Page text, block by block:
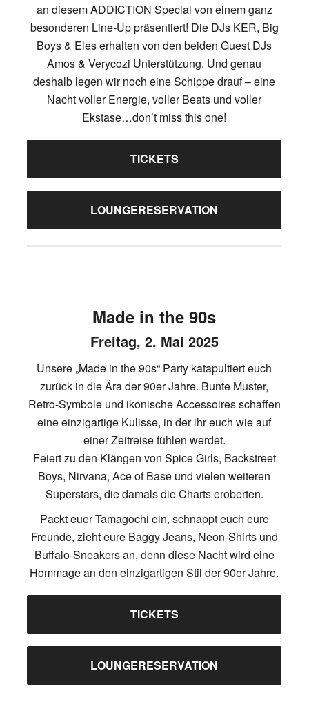
an diesem ADDICTION Special von einem ganz
besonderen Line-Up präsentiert! Die DJs KER, Big
Boys & Eles erhalten von den beiden Guest DJs
Amos & Verycozi Unterstützung. Und genau
deshalb legen wir noch eine Schippe drauf – eine
Nacht voller Energie, voller Beats und voller
Ekstase…don’t miss this one!
TICKETS
LOUNGERESERVATION
Made in the 90s
Freitag, 2. Mai 2025
Unsere „Made in the 90s“ Party katapultiert euch
zurück in die Ära der 90er Jahre. Bunte Muster,
Retro-Symbole und ikonische Accessoires schaffen
eine einzigartige Kulisse, in der ihr euch wie auf
einer Zeitreise fühlen werdet.
Feiert zu den Klängen von Spice Girls, Backstreet
Boys, Nirvana, Ace of Base und vielen weiteren
Superstars, die damals die Charts eroberten.
Packt euer Tamagochi ein, schnappt euch eure
Freunde, zieht eure Baggy Jeans, Neon-Shirts und
Buffalo-Sneakers an, denn diese Nacht wird eine
Hommage an den einzigartigen Stil der 90er Jahre.
TICKETS
LOUNGERESERVATION